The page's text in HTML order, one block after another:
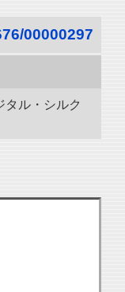
00000297
タル・シルク